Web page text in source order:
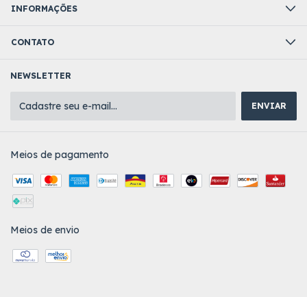
INFORMAÇÕES
CONTATO
NEWSLETTER
Meios de pagamento
Meios de envio